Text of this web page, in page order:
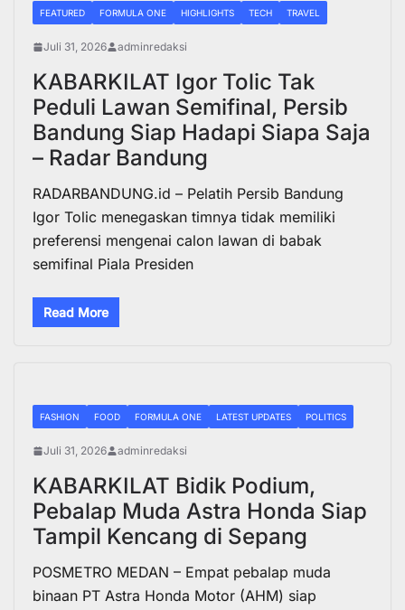
FEATURED FORMULA ONE HIGHLIGHTS TECH TRAVEL
Juli 31, 2026 adminredaksi
KABARKILAT Igor Tolic Tak
Peduli Lawan Semifinal, Persib
Bandung Siap Hadapi Siapa Saja
– Radar Bandung
RADARBANDUNG.id – Pelatih Persib Bandung
Igor Tolic menegaskan timnya tidak memiliki
preferensi mengenai calon lawan di babak
semifinal Piala Presiden
Read More
FASHION FOOD FORMULA ONE LATEST UPDATES POLITICS
Juli 31, 2026 adminredaksi
KABARKILAT Bidik Podium,
Pebalap Muda Astra Honda Siap
Tampil Kencang di Sepang
POSMETRO MEDAN – Empat pebalap muda
binaan PT Astra Honda Motor (AHM) siap